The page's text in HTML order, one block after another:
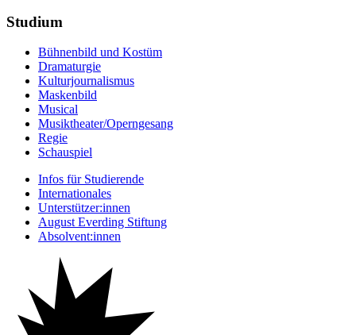
Studium
Bühnenbild und Kostüm
Dramaturgie
Kulturjournalismus
Maskenbild
Musical
Musiktheater/­Operngesang
Regie
Schauspiel
Infos für Studierende
Internationales
Unterstützer:innen
August Everding Stiftung
Absolvent:innen